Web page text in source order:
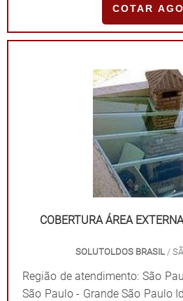
COTAR
COBERTURA ÁREA
SOLUTOLDOS BRASIL/
Região de atendimento: São
São Paulo - Grande São Paulo